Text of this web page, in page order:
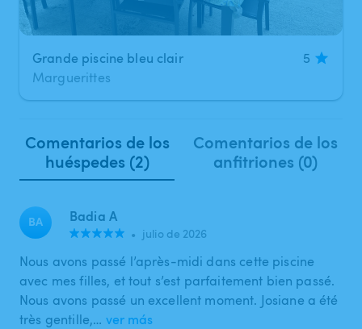
Grande piscine bleu clair
5
Marguerittes
Comentarios de los
huéspedes (2)
Comentarios de los
anfitriones (0)
BA Badia A
• julio de 2026
Nous avons passé l’après-midi dans cette piscine
avec mes filles, et tout s’est parfaitement bien passé.
Nous avons passé un excellent moment. Josiane a été
très gentille,… ver más